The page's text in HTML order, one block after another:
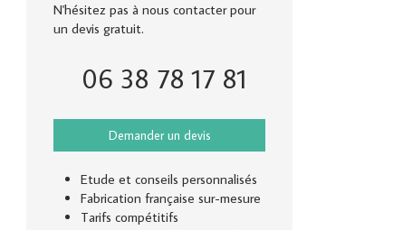
N'hésitez pas à nous contacter pour
un devis gratuit.
06 38 78 17 81
Demander un devis
Etude et conseils personnalisés
Fabrication française sur-mesure
Tarifs compétitifs